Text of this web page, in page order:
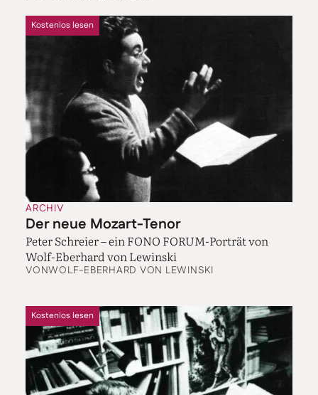
ARCHIV
Der neue Mozart-Tenor
Peter Schreier – ein FONO FORUM-Porträt von
Wolf-Eberhard von Lewinski
VONWOLF-EBERHARD VON LEWINSKI
Kostenlos lesen
Kostenlos lesen